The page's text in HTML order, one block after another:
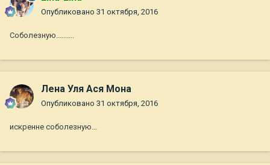
Опубликовано 31 октября, 2016
Соболезную..........
Лена Уля Ася Мона
Опубликовано 31 октября, 2016
искренне соболезную...